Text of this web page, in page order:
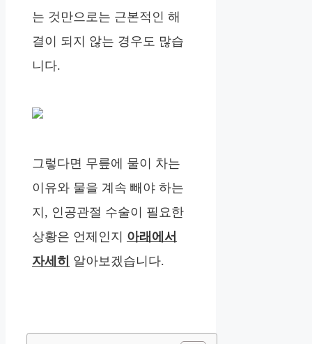
는 것만으로는 근본적인 해
결이 되지 않는 경우도 많습
니다.
그렇다면 무릎에 물이 차는
이유와 물을 계속 빼야 하는
지, 인공관절 수술이 필요한
상황은 언제인지 아래에서
자세히 알아보겠습니다.